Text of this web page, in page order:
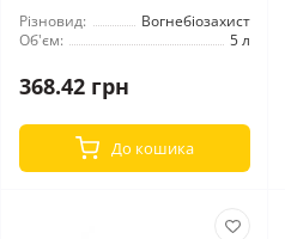
Різновид:
Вогнебіозахист
Об'єм:
5 л
368.42 грн
До кошика